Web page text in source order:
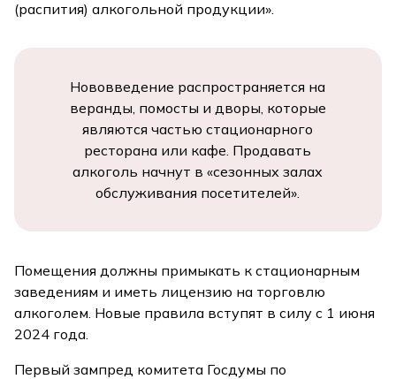
(распития) алкогольной продукции».
Нововведение распространяется на
веранды, помосты и дворы, которые
являются частью стационарного
ресторана или кафе. Продавать
алкоголь начнут в «сезонных залах
обслуживания посетителей».
Помещения должны примыкать к стационарным
заведениям и иметь лицензию на торговлю
алкоголем. Новые правила вступят в силу с 1 июня
2024 года.
Первый зампред комитета Госдумы по